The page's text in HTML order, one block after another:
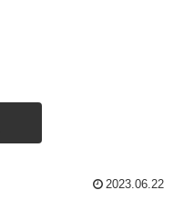
2023.06.22